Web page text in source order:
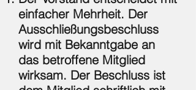
einfacher Mehrheit. Der
Ausschließungsbeschluss
wird mit Bekanntgabe an
das betroffene Mitglied
wirksam. Der Beschluss ist